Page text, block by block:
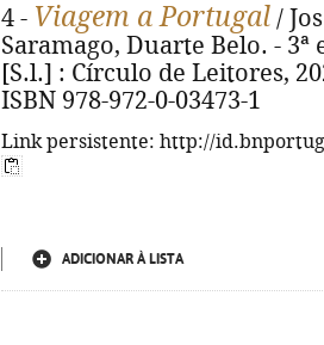
4 - Viagem a Portugal /
Saramago, Duarte Belo. -
[S.l.] : Círculo de Leitores,
ISBN 978-972-0-03473-1
Link persistente: http://
ADICIONAR À LISTA